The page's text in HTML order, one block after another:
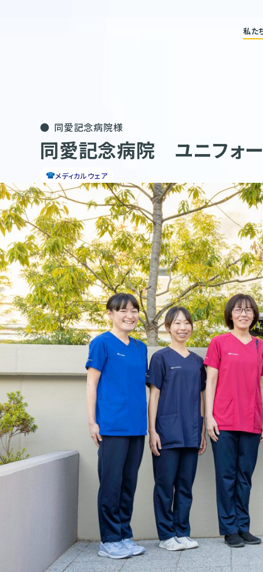
私た
同愛記念病院様
同愛記念病院 ユニフォ
メディカルウェア